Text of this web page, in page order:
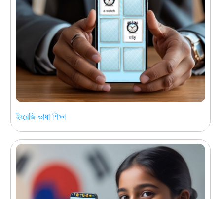
ইংরেজি ভাষা শিক্ষা